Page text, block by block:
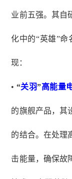
业前五强。其自
化中的“英雄”
现：
• “关羽”高能量
的旗舰产品，其
的结合。在处理
击能量，确保故